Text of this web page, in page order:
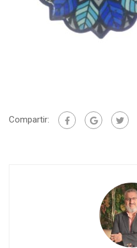
Compartir: